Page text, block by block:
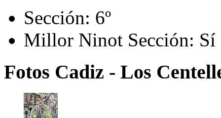
Sección: 6º
Millor Ninot Sección: Sí
Fotos Cadiz - Los